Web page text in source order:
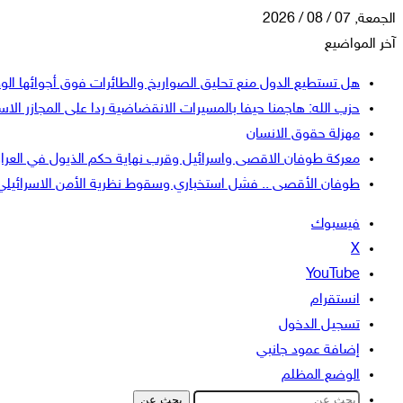
الجمعة, 07 / 08 / 2026
آخر المواضيع
هل تستطيع الدول منع تحليق الصواريخ والطائرات فوق أجوائها
حزب الله: هاجمنا حيفا بالمسيرات الانقضاضية ردا على المجازر
مهزلة حقوق الانسان
معركة طوفان الاقصى واسرائيل وقرب نهاية حكم الذيول في
طوفان الأقصى .. فشل استخباري وسقوط نظرية الأمن
فيسبوك
‫X
‫YouTube
انستقرام
تسجيل الدخول
إضافة عمود جانبي
الوضع المظلم
بحث عن